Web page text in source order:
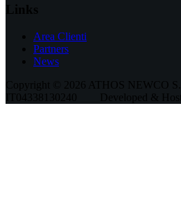
Links
Area Clienti
Partners
News
Copyright © 2026 ATHOS NEWCO
IT04338130240
Developed &